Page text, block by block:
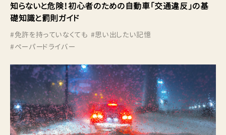
知らないと危険！初心者のための自動車「交通違反」の基
礎知識と罰則ガイド
#免許を持っていなくても #思い出したい記憶
#ペーパードライバー